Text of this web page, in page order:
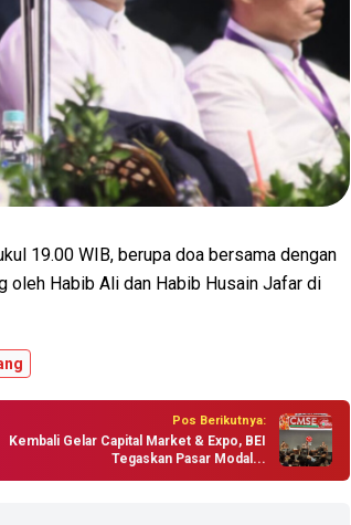
19.00 WIB, berupa doa bersama dengan
oleh Habib Ali dan Habib Husain Jafar di
Pos Berikutnya:
Kembali Gelar Capital Market & Expo, BEI
Tegaskan Pasar Modal...